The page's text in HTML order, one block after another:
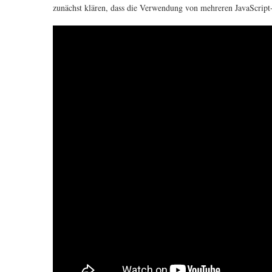
zunächst klären, dass die Verwendung von mehreren